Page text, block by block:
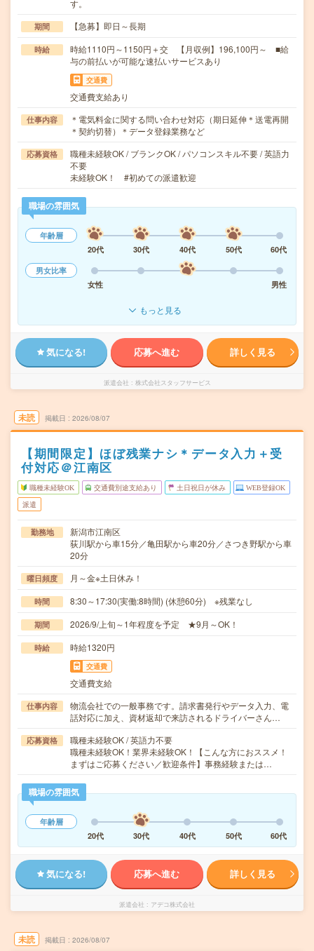
す。
期間 【急募】即日～長期
時給
時給1110円～1150円＋交 【月収例】196,100円～ ■給
与の前払いが可能な速払いサービスあり
交通費
交通費支給あり
仕事内容
＊電気料金に関する問い合わせ対応（期日延伸＊送電再開
＊契約切替）＊データ登録業務など
応募資格
職種未経験OK / ブランクOK / パソコンスキル不要 / 英語力
不要
未経験OK！ #初めての派遣歓迎
職場の雰囲気
年齢層
20代
30代 40代 50代
60代
男女比率
女性
男性
もっと見る
気になる! 応募へ進む 詳しく見る
派遣会社 株式会社スタッフサービス
未読 掲載日 2026/08/07
【期間限定】ほぼ残業ナシ＊データ入力＋受
付対応＠江南区
職種未経験OK 交通費別途支給あり 土日祝日が休み WEB登録OK
派遣
勤務地
新潟市江南区
荻川駅から車15分／亀田駅から車20分／さつき野駅から車
20分
曜日頻度 月～金※土日休み！
時間 8:30～17:30(実働:8時間) (休憩60分) ※残業なし
期間 2026/9/上旬～1年程度を予定 ★9月～OK！
時給 時給1320円
交通費
交通費支給
仕事内容
物流会社での一般事務です。請求書発行やデータ入力、電
話対応に加え、資材返却で来訪されるドライバーさん…
応募資格
職種未経験OK / 英語力不要
職種未経験OK！業界未経験OK！【こんな方におススメ！
まずはご応募ください／歓迎条件】事務経験または…
職場の雰囲気
年齢層
20代
30代 40代 50代 60代
気になる! 応募へ進む 詳しく見る
派遣会社 アデコ株式会社
未読 掲載日 2026/08/07